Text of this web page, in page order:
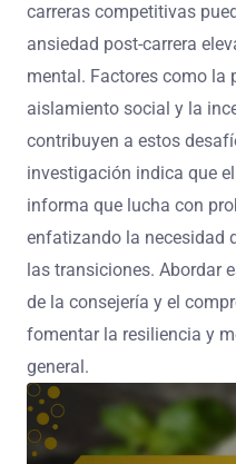
carreras competitivas
ansiedad post-carrera
mental. Factores como la
aislamiento social y la
contribuyen a estos
investigación indica que
informa que lucha con
enfatizando la necesidad
las transiciones. Abordar
de la consejería y el
fomentar la resiliencia y
general.